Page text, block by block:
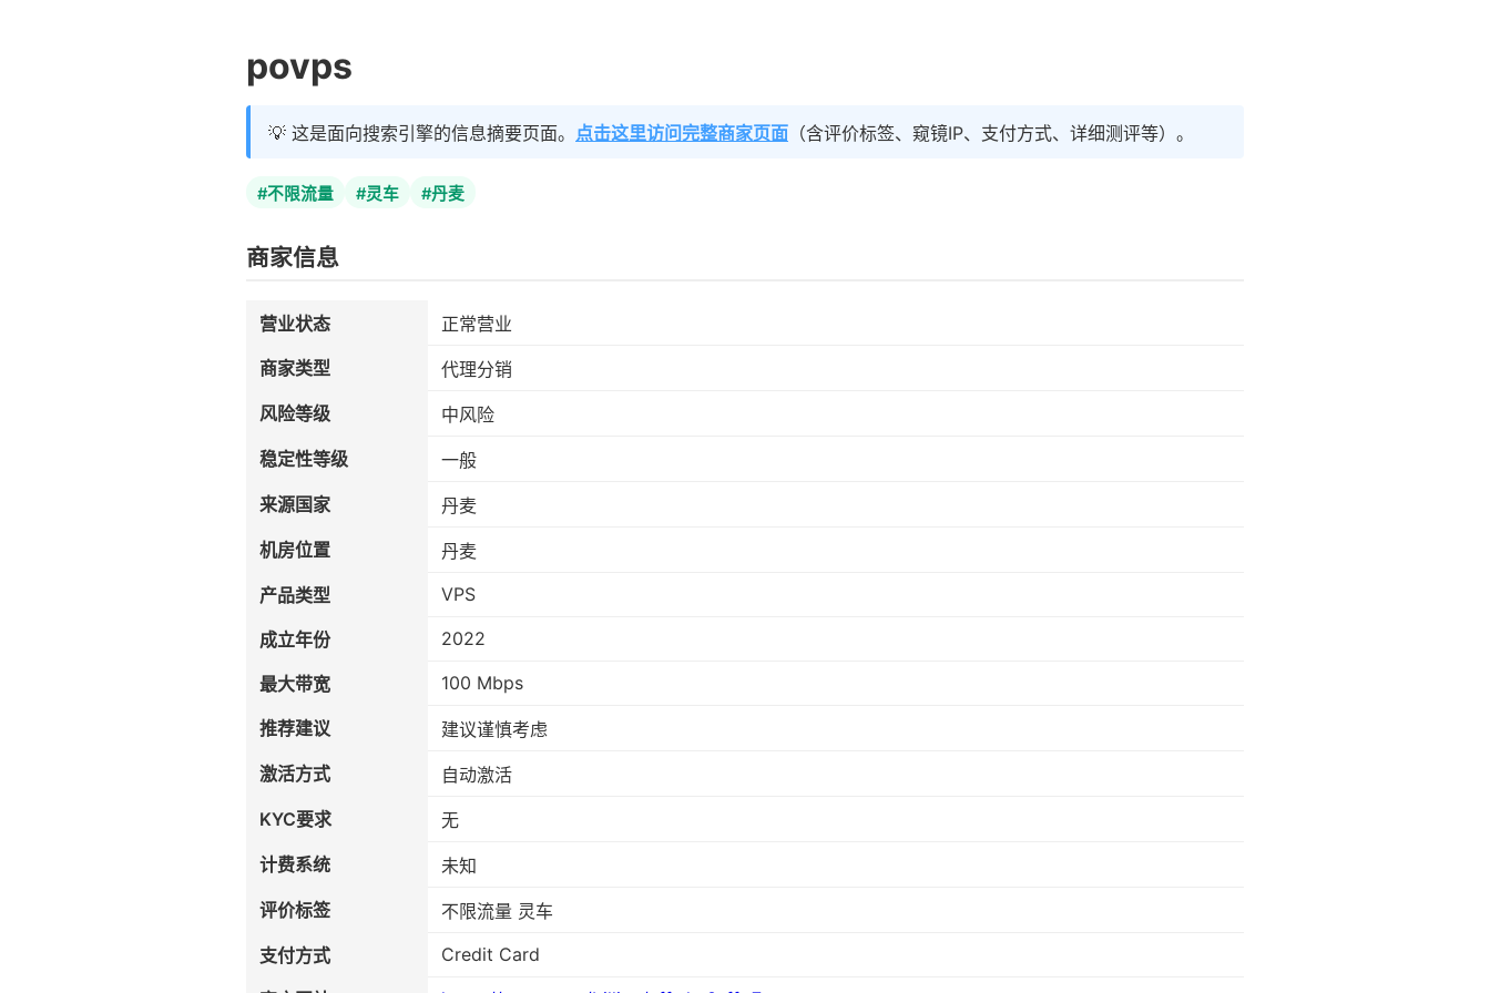
povps
💡 这是面向搜索引擎的信息摘要页面。 点击这里访问完整商家页面 （含评价标签、窥镜IP、支付方式、详细测评等）。
#不限流量 #灵车 #丹麦
商家信息
营业状态
正常营业
商家类型
代理分销
风险等级
中风险
稳定性等级
一般
来源国家
丹麦
机房位置
丹麦
产品类型
VPS
成立年份 2022
最大带宽 100 Mbps
推荐建议
建议谨慎考虑
激活方式
自动激活
KYC要求
无
计费系统
未知
评价标签
不限流量 灵车
支付方式
Credit Card